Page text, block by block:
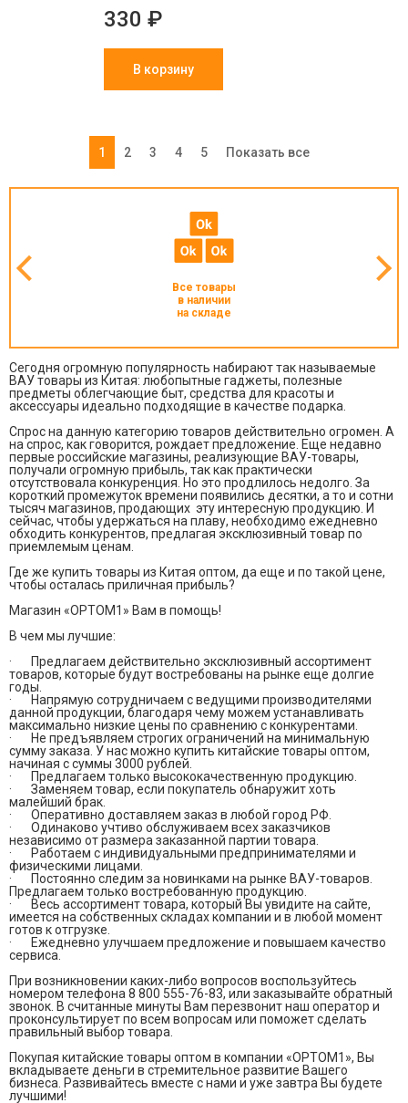
330 ₽
В корзину
1 2 3 4 5 Показать все
Все товары
в наличии
на складе
Сегодня огромную популярность набирают так называемые
ВАУ товары из Китая: любопытные гаджеты, полезные
предметы облегчающие быт, средства для красоты и
аксессуары идеально подходящие в качестве подарка.
Спрос на данную категорию товаров действительно огромен. А
на спрос, как говорится, рождает предложение. Еще недавно
первые российские магазины, реализующие ВАУ-товары,
получали огромную прибыль, так как практически
отсутствовала конкуренция. Но это продлилось недолго. За
короткий промежуток времени появились десятки, а то и сотни
тысяч магазинов, продающих эту интересную продукцию. И
сейчас, чтобы удержаться на плаву, необходимо ежедневно
обходить конкурентов, предлагая эксклюзивный товар по
приемлемым ценам.
Где же купить товары из Китая оптом, да еще и по такой цене,
чтобы осталась приличная прибыль?
Магазин «OPTOM1» Вам в помощь!
В чем мы лучшие:
· Предлагаем действительно эксклюзивный ассортимент
товаров, которые будут востребованы на рынке еще долгие
годы.
· Напрямую сотрудничаем с ведущими производителями
данной продукции, благодаря чему можем устанавливать
максимально низкие цены по сравнению с конкурентами.
· Не предъявляем строгих ограничений на минимальную
сумму заказа. У нас можно купить китайские товары оптом,
начиная с суммы 3000 рублей.
· Предлагаем только высококачественную продукцию.
· Заменяем товар, если покупатель обнаружит хоть
малейший брак.
· Оперативно доставляем заказ в любой город РФ.
· Одинаково учтиво обслуживаем всех заказчиков
независимо от размера заказанной партии товара.
· Работаем с индивидуальными предпринимателями и
физическими лицами.
· Постоянно следим за новинками на рынке ВАУ-товаров.
Предлагаем только востребованную продукцию.
· Весь ассортимент товара, который Вы увидите на сайте,
имеется на собственных складах компании и в любой момент
готов к отгрузке.
· Ежедневно улучшаем предложение и повышаем качество
сервиса.
При возникновении каких-либо вопросов воспользуйтесь
номером телефона 8 800 555-76-83, или заказывайте обратный
звонок. В считанные минуты Вам перезвонит наш оператор и
проконсультирует по всем вопросам или поможет сделать
правильный выбор товара.
Покупая китайские товары оптом в компании «OPTOM1», Вы
вкладываете деньги в стремительное развитие Вашего
бизнеса. Развивайтесь вместе с нами и уже завтра Вы будете
лучшими!